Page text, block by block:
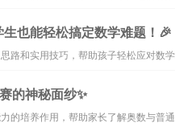
也能轻松搞定数学难题！🎉
路和实用技巧，帮助孩子轻松应对数
的神秘面纱✨
的培养作用，帮助家长了解奥数与普